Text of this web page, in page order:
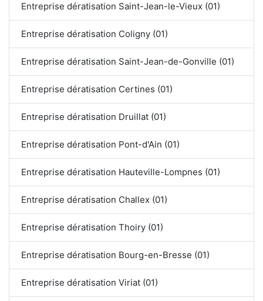
Entreprise dératisation Saint-Jean-le-Vieux (01)
Entreprise dératisation Coligny (01)
Entreprise dératisation Saint-Jean-de-Gonville (01)
Entreprise dératisation Certines (01)
Entreprise dératisation Druillat (01)
Entreprise dératisation Pont-d'Ain (01)
Entreprise dératisation Hauteville-Lompnes (01)
Entreprise dératisation Challex (01)
Entreprise dératisation Thoiry (01)
Entreprise dératisation Bourg-en-Bresse (01)
Entreprise dératisation Viriat (01)